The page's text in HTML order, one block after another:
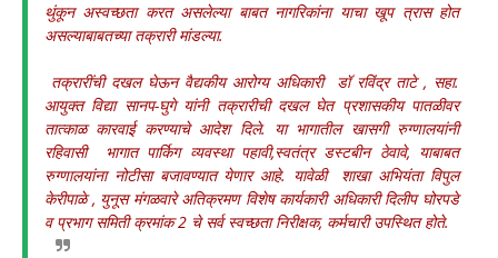
थुंकून अस्वच्छता करत असलेल्या बाबत नागरिकांना याचा खूप त्रास होत
असल्याबाबतच्या तक्रारी मांडल्या.
तक्रारींची दखल घेऊन वैद्यकीय आरोग्य अधिकारी डॉ रविंद्र ताटे , सहा.
आयुक्त विद्या सानप-घुगे यांनी तक्रारीची दखल घेत प्रशासकीय पातळीवर
तात्काळ कारवाई करण्याचे आदेश दिले. या भागातील खासगी रुग्णालयांनी
रहिवासी भागात पार्किग व्यवस्था पहावी,स्वतंत्र डस्टबीन ठेवावे, याबाबत
रुग्णालयांना नोटीसा बजावण्यात येणार आहे. यावेळी शाखा अभियंता विपुल
केरीपाळे , युनूस मंगळवारे अतिक्रमण विशेष कार्यकारी अधिकारी दिलीप घोरपडे
व प्रभाग समिती क्रमांक 2 चे सर्व स्वच्छता निरीक्षक, कर्मचारी उपस्थित होते.